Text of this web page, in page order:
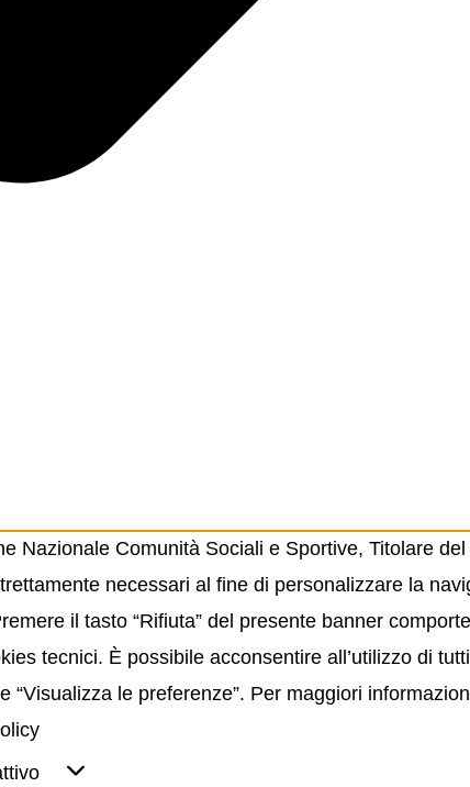
Nazionale Comunità Sociali e Sportive, Titolare
necessari al fine di personalizzare la
il tasto “Rifiuta” del presente banner
tecnici. È possibile acconsentire all’utilizzo di
“Visualizza le preferenze”. Per maggiori